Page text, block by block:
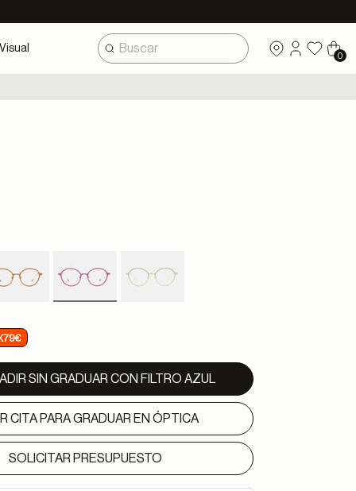
0
SIN GRADUAR CON FILTRO AZUL
CITA PARA GRADUAR EN ÓPTICA
SOLICITAR PRESUPUESTO